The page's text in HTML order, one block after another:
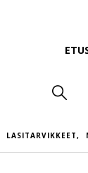
LASITARVIKKEET,